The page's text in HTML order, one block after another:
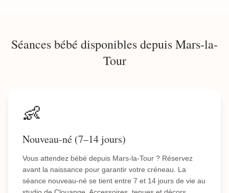
Séances bébé disponibles depuis Mars-la-
Tour
👶
Nouveau-né (7–14 jours)
Vous attendez bébé depuis Mars-la-Tour ? Réservez
avant la naissance pour garantir votre créneau. La
séance nouveau-né se tient entre 7 et 14 jours de vie au